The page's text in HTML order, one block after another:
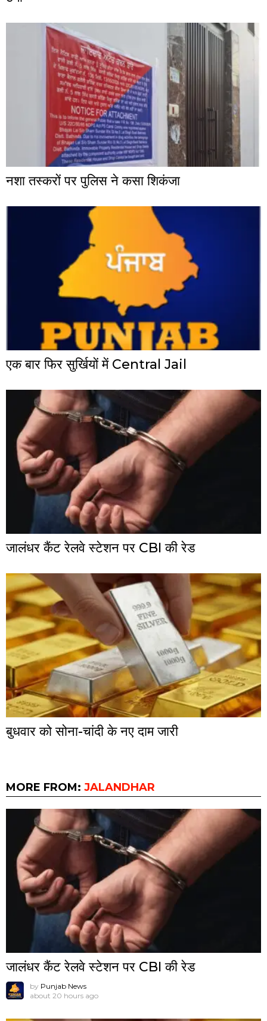
नशा तस्करों पर पुलिस ने कसा शिकंजा
एक बार फिर सुर्खियों में Central Jail
जालंधर कैंट रेलवे स्टेशन पर CBI की रेड
बुधवार को सोना-चांदी के नए दाम जारी
MORE FROM: JALANDHAR
जालंधर कैंट रेलवे स्टेशन पर CBI की रेड
by Punjab News
about 20 hours ago